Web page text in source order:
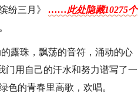
纷三月》 ……此处隐藏10275个
露珠，飘荡的音符，涌动的心
门用自己的汗水和努力谱写了一
色的青春里高歌，欢唱。